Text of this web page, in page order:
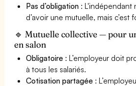
Pas d’obligation : L'indépendant
d’avoir une mutuelle, mais
🔹 Mutuelle collective — pour
en salon
Obligatoire : L’employeur doit
à tous les salariés.
Cotisation partagée :